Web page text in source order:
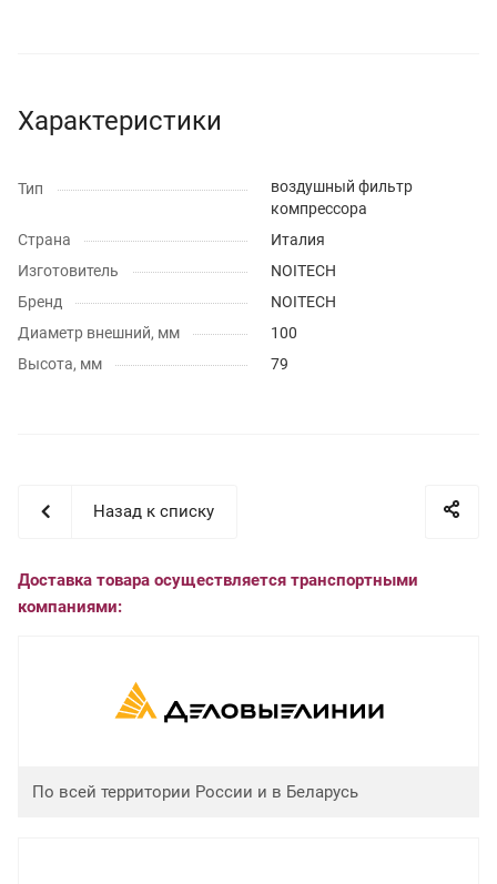
Характеристики
Тип
воздушный фильтр
компрессора
Страна
Италия
Изготовитель
NOITECH
Бренд
NOITECH
Диаметр внешний, мм
100
Высота, мм
79
Назад к списку
Доставка товара осуществляется транспортными
компаниями:
По всей территории России и в Беларусь